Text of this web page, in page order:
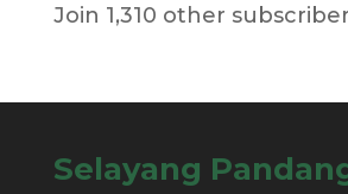
Join 1,310 other
Selayang